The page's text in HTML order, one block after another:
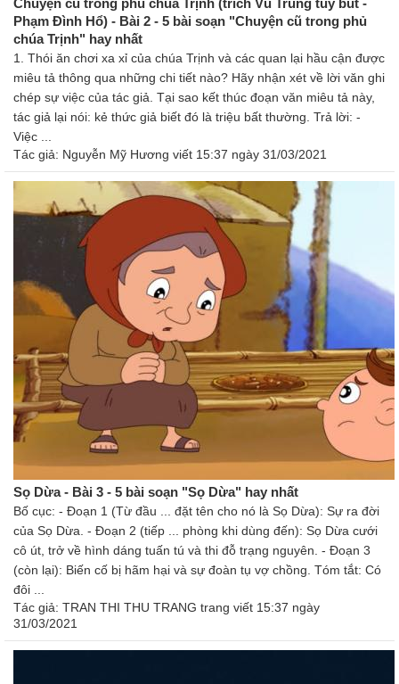
Chuyện cũ trong phủ chúa Trịnh (trích Vũ Trung tùy bút -
Phạm Đình Hổ) - Bài 2 - 5 bài soạn "Chuyện cũ trong phủ
chúa Trịnh" hay nhất
1. Thói ăn chơi xa xỉ của chúa Trịnh và các quan lại hầu cận được
miêu tả thông qua những chi tiết nào? Hãy nhận xét về lời văn ghi
chép sự việc của tác giả. Tại sao kết thúc đoạn văn miêu tả này,
tác giả lại nói: kẻ thức giả biết đó là triệu bất thường. Trả lời: -
Việc ...
Tác giả: Nguyễn Mỹ Hương viết 15:37 ngày 31/03/2021
Sọ Dừa - Bài 3 - 5 bài soạn "Sọ Dừa" hay nhất
Bố cục: - Đoạn 1 (Từ đầu ... đặt tên cho nó là Sọ Dừa): Sự ra đời
của Sọ Dừa. - Đoạn 2 (tiếp ... phòng khi dùng đến): Sọ Dừa cưới
cô út, trở về hình dáng tuấn tú và thi đỗ trạng nguyên. - Đoạn 3
(còn lại): Biến cố bị hãm hại và sự đoàn tụ vợ chồng. Tóm tắt: Có
đôi ...
Tác giả: TRAN THI THU TRANG trang viết 15:37 ngày
31/03/2021